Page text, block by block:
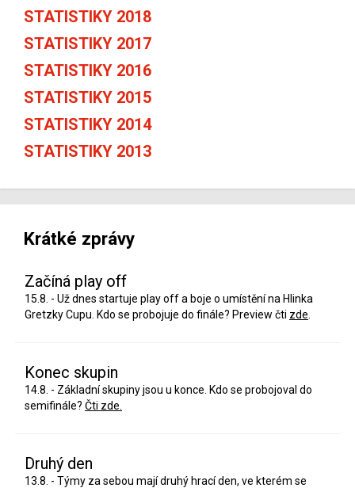
STATISTIKY 2018
STATISTIKY 2017
STATISTIKY 2016
STATISTIKY 2015
STATISTIKY 2014
STATISTIKY 2013
Krátké zprávy
Začíná play off
15.8. - Už dnes startuje play off a boje o umístění na Hlinka
Gretzky Cupu. Kdo se probojuje do finále? Preview čti zde
Konec skupin
14.8. - Základní skupiny jsou u konce. Kdo se probojoval do
semifinále? Čti zde.
Druhý den
13.8. - Týmy za sebou mají druhý hrací den, ve kterém se